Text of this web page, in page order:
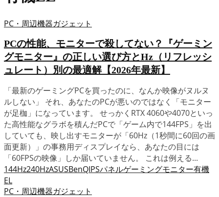
PC・周辺機器ガジェット
PCの性能、モニターで殺してない？『ゲーミン
グモニター』の正しい選び方とHz（リフレッシ
ュレート）別の最適解【2026年最新】
「最新のゲーミングPCを買ったのに、なんか映像がヌルヌ
ルしない」 それ、あなたのPCが悪いのではなく「モニター
が足枷」になっています。 せっかくRTX 4060や4070といっ
た高性能なグラボを積んだPCで「ゲーム内で144FPS」を出
していても、映し出すモニターが「60Hz（1秒間に60回の画
面更新）」の事務用ディスプレイなら、あなたの目には
「60FPSの映像」しか届いていません。 これは例える...
144Hz240HzASUSBenQIPSパネルゲーミングモニター有機
EL
PC・周辺機器ガジェット